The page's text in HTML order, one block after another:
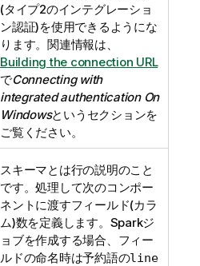
(タイプ2のインテグレーショ
ン認証)を使用できるようにな
ります。関連情報は、
Building the connection URL
でConnecting with
integrated authentication On
Windowsというセクションを
ご覧ください。
スキーマとは行の説明のこと
です。処理して次のコンポー
ネントに渡すフィールド(カラ
ム)数を定義します。Sparkジ
ョブを作成する場合、フィー
ルドの命名時は予約語のline